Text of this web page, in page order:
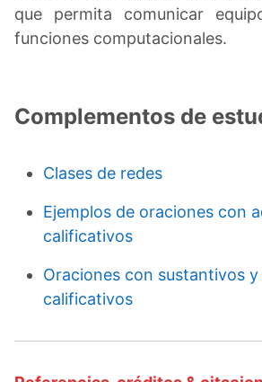
que permita comunicar
funciones computacionales.
Complementos de
Clases de redes
Ejemplos de oraciones con
calificativos
Oraciones con sustantivos
calificativos